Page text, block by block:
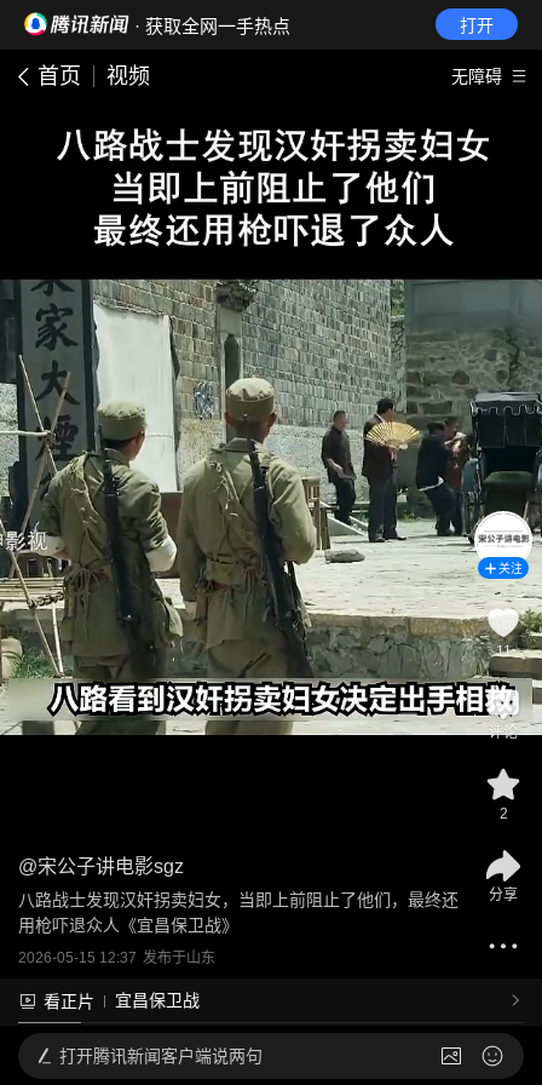
· 获取全网一手热点 打开
首页 视频 无障碍
@宋公子讲电影sgz
八路战士发现汉奸拐卖妇女，当即上前阻止了他们，最终还
用枪吓退众人《宜昌保卫战》
2026-05-15 12:37 发布于山东
看正片 宜昌保卫战
关注
11
评论
2
分享
打开腾讯新闻客户端说两句